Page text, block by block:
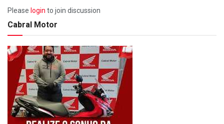
Please login to join discussion
Cabral Motor